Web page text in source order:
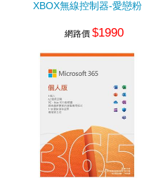
XBOX無線控制器-愛戀粉
網路價 $1990